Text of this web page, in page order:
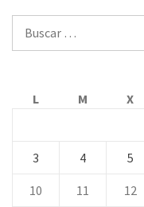
L
M X
3 4 5
10 11 12